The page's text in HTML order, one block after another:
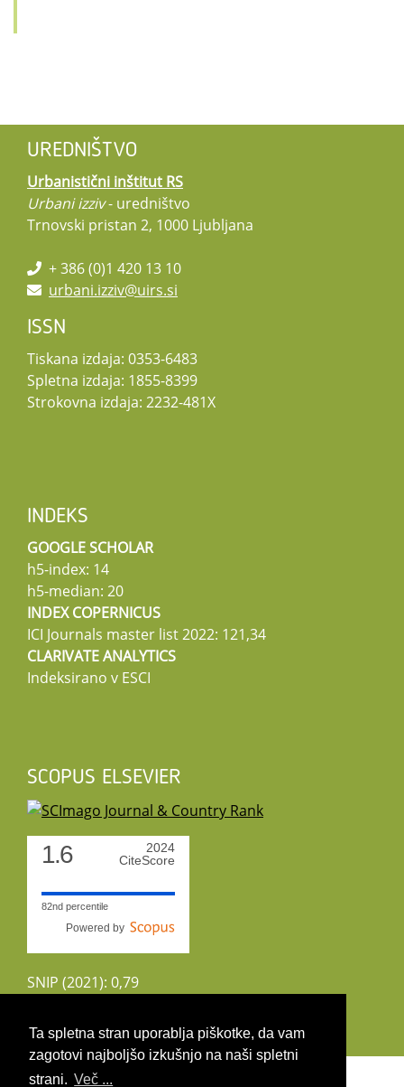
Ta spletna stran uporablja piškotke, da vam
zagotovi najboljšo izkušnjo na naši spletni
strani. Več ...
UREDNIŠTVO
Urbanistični inštitut RS
Urbani izziv- uredništvo
Trnovski pristan 2, 1000 Ljubljana
+ 386 (0)1 420 13 10
urbani.izziv@uirs.si
ISSN
Tiskana izdaja: 0353-6483
Spletna izdaja: 1855-8399
Strokovna izdaja: 2232-481X
INDEKS
GOOGLE SCHOLAR
h5-index: 14
h5-median: 20
INDEX COPERNICUS
ICI Journals master list 2022: 121,34
CLARIVATE ANALYTICS
Indeksirano v ESCI
SCOPUS ELSEVIER
1.6
2024
CiteScore
82nd percentile
Powered by
SNIP (2021): 0,79